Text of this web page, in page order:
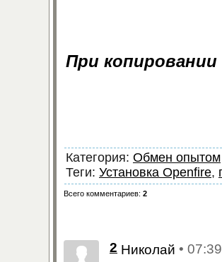
При
Категория: Обмен опытом
Теги: Установка Openfire,
Всего комментариев: 2
2 Николай •